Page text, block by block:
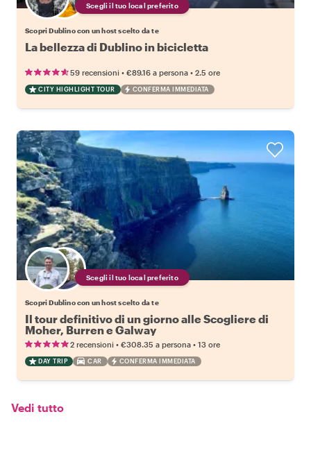
Scegli il tuo local preferito
Scopri Dublino con un host scelto da te
La bellezza di Dublino in bicicletta
59 recensioni • €89.16 a persona • 2.5 ore
CITY HIGHLIGHT TOUR CONFERMA IMMEDIATA
Scegli il tuo local preferito
Scopri Dublino con un host scelto da te
Il tour definitivo di un giorno alle Scogliere di
Moher, Burren e Galway
2 recensioni • €308.35 a persona • 13 ore
DAY TRIP CAR CONFERMA IMMEDIATA
Vedi tutto